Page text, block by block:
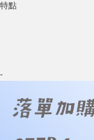
特點
-